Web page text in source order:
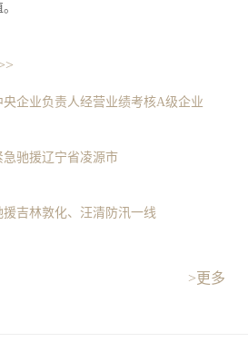
央企业负责人经营业绩考核A级企业
驰援辽宁省凌源市
吉林敦化、汪清防汛一线
>更多